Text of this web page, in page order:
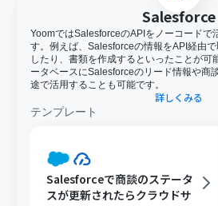
Salesforce
YoomではSalesforceのAPIをノーコードで
す。例えば、Salesforceの情報をAPI経由
したり、書類を作成するといったことが可
ータベースにSalesforceのリード情報や商
途で活用することも可能です。
詳しくみる
テンプレート
Salesforceで商談のステータ
スが更新されたらクラウドサ